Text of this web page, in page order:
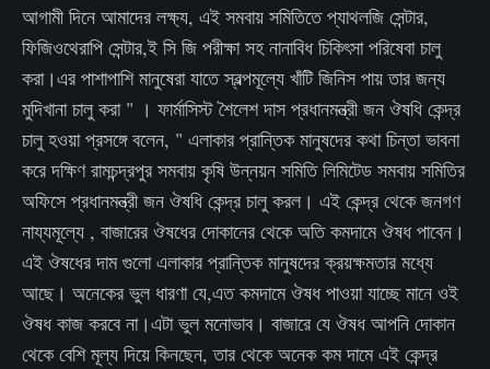
আগামী দিনে আমাদের লক্ষ্য, এই সমবায় সমিতিতে প্যাথলজি সেন্টার,
ফিজিওথেরাপি সেন্টার,ই সি জি পরীক্ষা সহ নানাবিধ চিকিৎসা পরিষেবা চালু
করা।এর পাশাপাশি মানুষেরা যাতে স্বল্পমূল্যে খাঁটি জিনিস পায় তার জন্য
মুদিখানা চালু করা " । ‌ফার্মাসিস্ট শৈলেশ দাস প্রধানমন্ত্রী জন ঔষধি কেন্দ্র
চালু হওয়া প্রসঙ্গে বলেন, " এলাকার প্রান্তিক মানুষদের কথা চিন্তা ভাবনা
করে দক্ষিণ রামচন্দ্রপুর সমবায় কৃষি উন্নয়ন সমিতি লিমিটেড সমবায় সমিতির
অফিসে প্রধানমন্ত্রী জন ঔষধি কেন্দ্র চালু করল। এই কেন্দ্র থেকে জনগণ
নায্যমূল্যে , বাজারের ঔষধের দোকানের থেকে অতি কমদামে ঔষধ পাবেন।
এই ঔষধের দাম গুলো এলাকার প্রান্তিক মানুষদের ক্রয়ক্ষমতার মধ্যে
আছে। অনেকের ভুল ধারণা যে,এত কমদামে ঔষধ পাওয়া যাচ্ছে মানে ওই
ঔষধ কাজ করবে না।এটা ভুল মনোভাব। বাজারে যে ঔষধ আপনি দোকান
থেকে বেশি মূল্য দিয়ে কিনছেন, তার থেকে অনেক কম দামে এই কেন্দ্র